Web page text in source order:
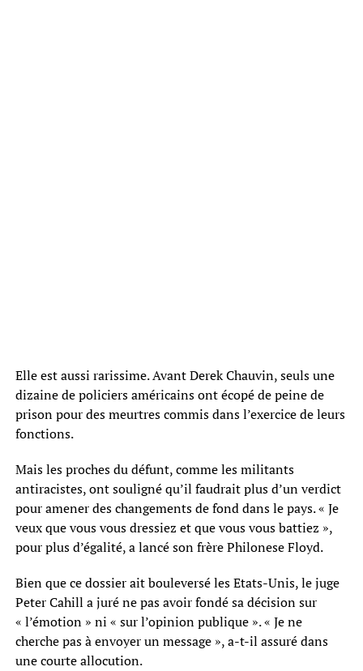
Elle est aussi rarissime. Avant Derek Chauvin, seuls une
dizaine de policiers américains ont écopé de peine de
prison pour des meurtres commis dans l’exercice de leurs
fonctions.
Mais les proches du défunt, comme les militants
antiracistes, ont souligné qu’il faudrait plus d’un verdict
pour amener des changements de fond dans le pays. « Je
veux que vous vous dressiez et que vous vous battiez »,
pour plus d’égalité, a lancé son frère Philonese Floyd.
Bien que ce dossier ait bouleversé les Etats-Unis, le juge
Peter Cahill a juré ne pas avoir fondé sa décision sur
« l’émotion » ni « sur l’opinion publique ». « Je ne
cherche pas à envoyer un message », a-t-il assuré dans
une courte allocution.